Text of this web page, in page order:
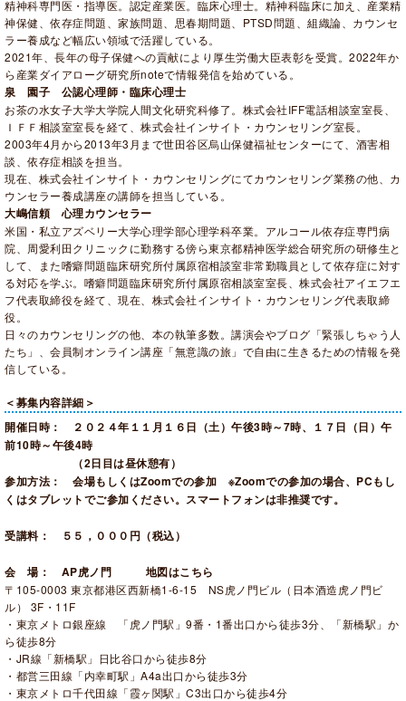
精神科専門医・指導医。認定産業医。臨床心理士。精神科臨床に加え、産業精
神保健、依存症問題、家族問題、思春期問題、PTSD問題、組織論、カウンセ
ラー養成など幅広い領域で活躍している。
2021年、長年の母子保健への貢献により厚生労働大臣表彰を受賞。2022年か
ら産業ダイアローグ研究所noteで情報発信を始めている。
泉 園子 公認心理師・臨床心理士
お茶の水女子大学大学院人間文化研究科修了。株式会社IFF電話相談室室長、
ＩＦＦ相談室室長を経て、株式会社インサイト・カウンセリング室長。
2003年4月から2013年3月まで世田谷区烏山保健福祉センターにて、酒害相
談、依存症相談を担当。
現在、株式会社インサイト・カウンセリングにてカウンセリング業務の他、カ
ウンセラー養成講座の講師を担当している。
大嶋信頼 心理カウンセラー
米国・私立アズベリー大学心理学部心理学科卒業。アルコール依存症専門病
院、周愛利田クリニックに勤務する傍ら東京都精神医学総合研究所の研修生と
して、また嗜癖問題臨床研究所付属原宿相談室非常勤職員として依存症に対す
る対応を学ぶ。嗜癖問題臨床研究所付属原宿相談室室長、株式会社アイエフエ
フ代表取締役を経て、現在、株式会社インサイト・カウンセリング代表取締
役。
日々のカウンセリングの他、本の執筆多数。講演会やブログ「緊張しちゃう人
たち」、会員制オンライン講座「無意識の旅」で自由に生きるための情報を発
信している。
＜募集内容詳細＞
開催日時： ２０２４年１１月１６日（土）午後3時～7時、１７日（日）午
前10時～午後4時
（2日目は昼休憩有）
参加方法：
会場もしくはZoomでの参加 ※Zoomでの参加の場合、PCもし
くはタブレットでご参加ください。スマートフォンは非推奨です。
受講料： ５５，０００円（税込）
会 場： AP虎ノ門 地図はこちら
〒105-0003 東京都港区西新橋1-6-15 NS虎ノ門ビル（日本酒造虎ノ門ビ
ル） 3F・11F
・東京メトロ銀座線 「虎ノ門駅」9番・1番出口から徒歩3分、「新橋駅」か
ら徒歩8分
・JR線「新橋駅」日比谷口から徒歩8分
・都営三田線「内幸町駅」A4a出口から徒歩3分
・東京メトロ千代田線「霞ヶ関駅」C3出口から徒歩4分